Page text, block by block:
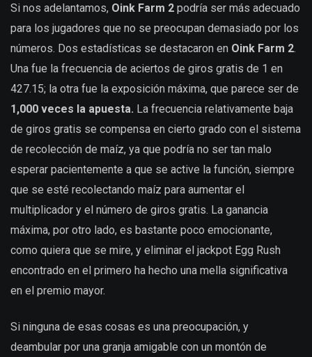
Si nos adelantamos, Oink Farm 2 podría ser más adecuado
para los jugadores que no se preocupan demasiado por los
números. Dos estadísticas se destacaron en Oink Farm 2.
Una fue la frecuencia de aciertos de giros gratis de 1 en
427.15; la otra fue la exposición máxima, que parece ser de
1,000 veces la apuesta. La frecuencia relativamente baja
de giros gratis se compensa en cierto grado con el sistema
de recolección de maíz, ya que podría no ser tan malo
esperar pacientemente a que se active la función, siempre
que se esté recolectando maíz para aumentar el
multiplicador y el número de giros gratis. La ganancia
máxima, por otro lado, es bastante poco emocionante,
como quiera que se mire, y eliminar el jackpot Egg Rush
encontrado en el primero ha hecho una mella significativa
en el premio mayor.
Si ninguna de esas cosas es una preocupación, y
deambular por una granja amigable con un montón de